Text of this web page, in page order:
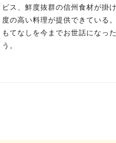
ビス、鮮度抜群の信州食材が掛
度の高い料理が提供できている
もてなしを今までお世話になっ
う。